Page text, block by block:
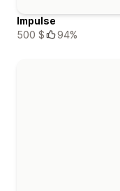
Impulse
500 $
94%